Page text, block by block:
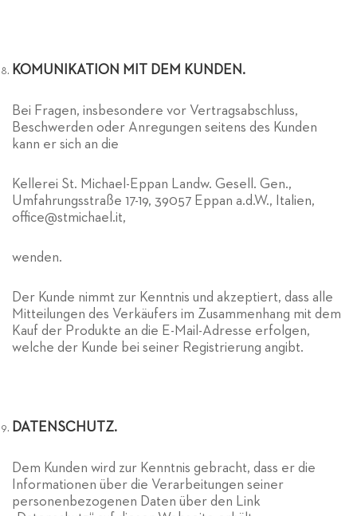
KOMUNIKATION MIT DEM KUNDEN.
Bei Fragen, insbesondere vor Vertragsabschluss,
Beschwerden oder Anregungen seitens des Kunden
kann er sich an die
Kellerei St. Michael-Eppan Landw. Gesell. Gen.,
Umfahrungsstraße 17-19, 39057 Eppan a.d.W., Italien,
office@stmichael.it,
wenden.
Der Kunde nimmt zur Kenntnis und akzeptiert, dass alle
Mitteilungen des Verkäufers im Zusammenhang mit dem
Kauf der Produkte an die E-Mail-Adresse erfolgen,
welche der Kunde bei seiner Registrierung angibt.
DATENSCHUTZ.
Dem Kunden wird zur Kenntnis gebracht, dass er die
Informationen über die Verarbeitungen seiner
personenbezogenen Daten über den Link